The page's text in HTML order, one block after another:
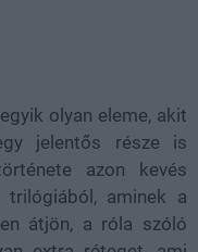
olyan eleme, akit
jelentős része is
azon kevés
aminek a
átjön, a róla szóló